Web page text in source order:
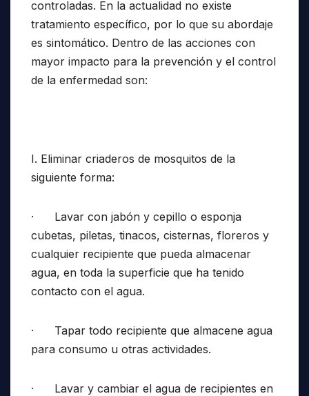
controladas. En la actualidad no existe
tratamiento específico, por lo que su abordaje
es sintomático. Dentro de las acciones con
mayor impacto para la prevención y el control
de la enfermedad son:
I. Eliminar criaderos de mosquitos de la
siguiente forma:
· Lavar con jabón y cepillo o esponja
cubetas, piletas, tinacos, cisternas, floreros y
cualquier recipiente que pueda almacenar
agua, en toda la superficie que ha tenido
contacto con el agua.
· Tapar todo recipiente que almacene agua
para consumo u otras actividades.
· Lavar y cambiar el agua de recipientes en